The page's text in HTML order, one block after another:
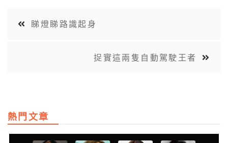
睇燈睇路識起身
捉實這兩隻自動駕駛王者
熱門文章